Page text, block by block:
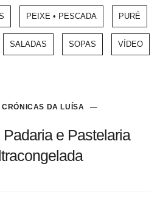
PEIXE • PESCADA PURÉ
SALADAS SOPAS VÍDEO
CRÓNICAS DA LUÍSA
Padaria e Pastelaria